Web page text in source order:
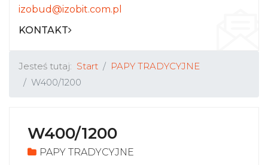
izobud@izobit.com.pl
KONTAKT
Jesteś tutaj: Start
PAPY TRADYCYJNE
W400/1200
W400/1200
PAPY TRADYCYJNE